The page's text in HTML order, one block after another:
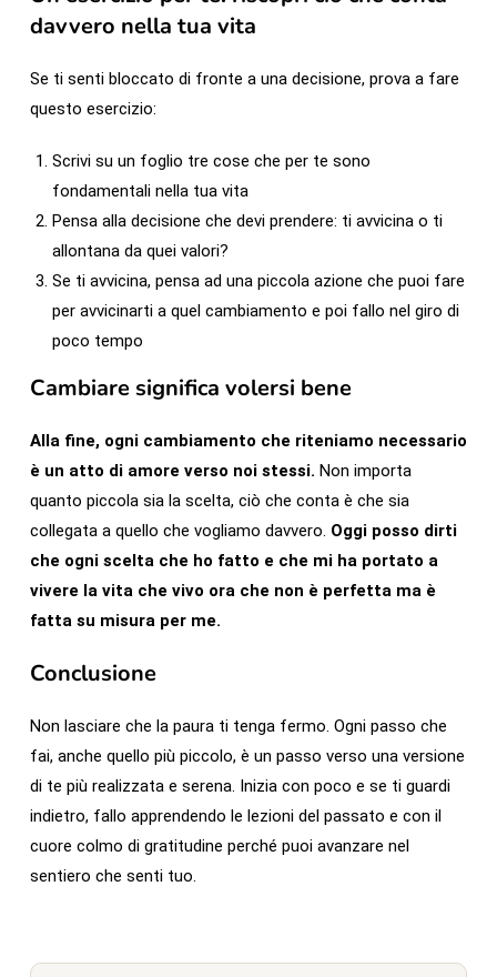
davvero nella tua vita
Se ti senti bloccato di fronte a una decisione, prova a fare
questo esercizio:
Scrivi su un foglio tre cose che per te sono
fondamentali nella tua vita
Pensa alla decisione che devi prendere: ti avvicina o ti
allontana da quei valori?
Se ti avvicina, pensa ad una piccola azione che puoi fare
per avvicinarti a quel cambiamento e poi fallo nel giro di
poco tempo
Cambiare significa volersi bene
Alla fine, ogni cambiamento che riteniamo necessario
è un atto di amore verso noi stessi. Non importa
quanto piccola sia la scelta, ciò che conta è che sia
collegata a quello che vogliamo davvero. Oggi posso dirti
che ogni scelta che ho fatto e che mi ha portato a
vivere la vita che vivo ora che non è perfetta ma è
fatta su misura per me.
Conclusione
Non lasciare che la paura ti tenga fermo. Ogni passo che
fai, anche quello più piccolo, è un passo verso una versione
di te più realizzata e serena. Inizia con poco e se ti guardi
indietro, fallo apprendendo le lezioni del passato e con il
cuore colmo di gratitudine perché puoi avanzare nel
sentiero che senti tuo.